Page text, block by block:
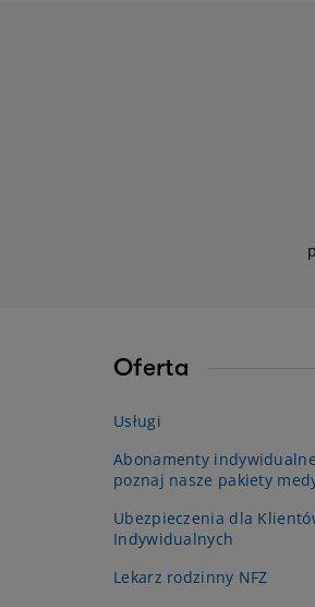
Oferta
Usługi
Abonamenty
poznaj nasze pakiety
Ubezpieczenia dla
Indywidualnych
Lekarz rodzinny NFZ